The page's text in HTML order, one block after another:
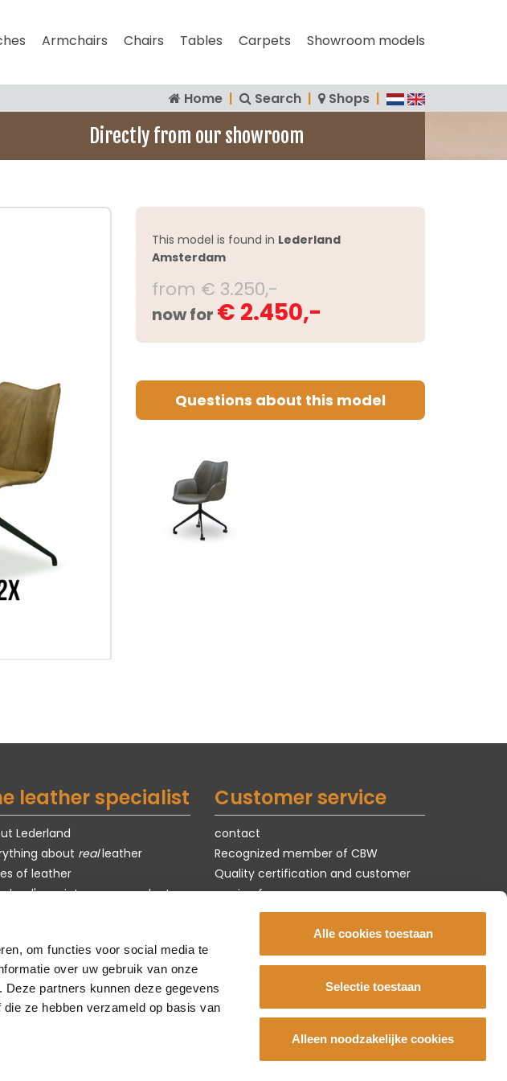
om functies voor social media te
over uw gebruik van onze
partners kunnen deze gegevens
ze hebben verzameld op basis van
Alle cookies toestaan
Selectie toestaan
Alleen noodzakelijke cookies
Armchairs Chairs Tables Carpets Showroom models
Home | Search | Shops |
Directly from our showroom
This model is found in Lederland
Amsterdam
from € 3.250,-
now for € 2.450,-
Questions about this model
leather specialist
Lederland
about realleather
of leather
maintenance products
Customer service
contact
Recognized member of CBW
Quality certification and customer
service form
Terms of use & privacy